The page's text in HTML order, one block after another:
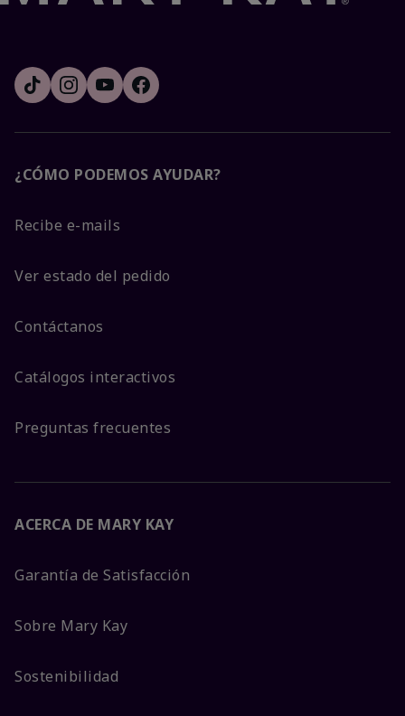
¿CÓMO PODEMOS AYUDAR?
Recibe e-mails
Ver estado del pedido
Contáctanos
Catálogos interactivos
Preguntas frecuentes
ACERCA DE MARY KAY
Garantía de Satisfacción
Sobre Mary Kay
Sostenibilidad